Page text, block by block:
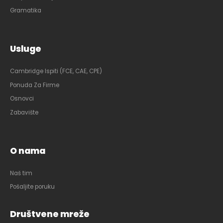
Gramatika
Usluge
Cambridge Ispiti (FCE, CAE, CPE)
Ponuda Za Firme
Osnovci
Zabavište
O nama
Naš tim
Pošaljite poruku
Društvene mreže